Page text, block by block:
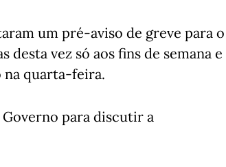
um pré-aviso de greve para o
desta vez só aos fins de semana e
quarta-feira.
para discutir a